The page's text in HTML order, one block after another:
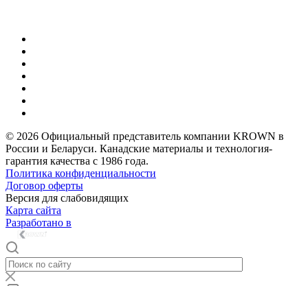
© 2026 Официальный представитель компании KROWN в
России и Беларуси. Канадские материалы и технология-
гарантия качества с 1986 года.
Политика конфиденциальности
Договор оферты
Версия для слабовидящих
Карта сайта
Разработано в